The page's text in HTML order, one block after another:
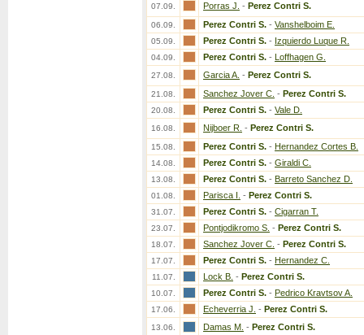
07.09. Porras J. - Perez Contri S.
06.09. Perez Contri S. - Vanshelboim E.
05.09. Perez Contri S. - Izquierdo Luque R.
04.09. Perez Contri S. - Loffhagen G.
27.08. Garcia A. - Perez Contri S.
21.08. Sanchez Jover C. - Perez Contri S.
20.08. Perez Contri S. - Vale D.
16.08. Nijboer R. - Perez Contri S.
15.08. Perez Contri S. - Hernandez Cortes B.
14.08. Perez Contri S. - Giraldi C.
13.08. Perez Contri S. - Barreto Sanchez D.
01.08. Parisca I. - Perez Contri S.
31.07. Perez Contri S. - Cigarran T.
23.07. Pontjodikromo S. - Perez Contri S.
18.07. Sanchez Jover C. - Perez Contri S.
17.07. Perez Contri S. - Hernandez C.
11.07. Lock B. - Perez Contri S.
10.07. Perez Contri S. - Pedrico Kravtsov A.
17.06. Echeverria J. - Perez Contri S.
13.06. Damas M. - Perez Contri S.